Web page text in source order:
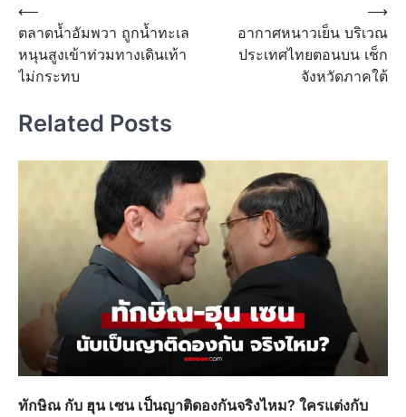
Post
navigation
⟵
ตลาดน้ำอัมพวา ถูกน้ำทะเล
หนุนสูงเข้าท่วมทางเดินเท้า
ไม่กระทบ
อากาศหนาวเย็น บริเวณ
ประเทศไทยตอนบน เช็ก
จังหวัดภาคใต้
⟶
Related Posts
ทักษิณ กับ ฮุน เซน เป็นญาติดองกันจริงไหม? ใครแต่งกับ